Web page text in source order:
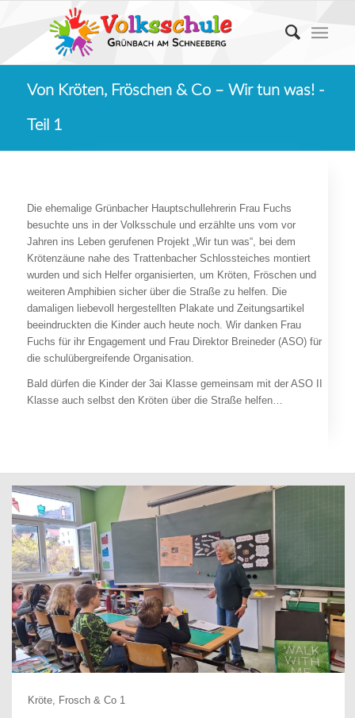
Von Kröten, Fröschen & Co – Wir tun was! -
Teil 1
Die ehemalige Grünbacher Hauptschullehrerin Frau Fuchs
besuchte uns in der Volksschule und erzählte uns vom vor
Jahren ins Leben gerufenen Projekt „Wir tun was“, bei dem
Krötenzäune nahe des Trattenbacher Schlossteiches montiert
wurden und sich Helfer organisierten, um Kröten, Fröschen und
weiteren Amphibien sicher über die Straße zu helfen. Die
damaligen liebevoll hergestellten Plakate und Zeitungsartikel
beeindruckten die Kinder auch heute noch. Wir danken Frau
Fuchs für ihr Engagement und Frau Direktor Breineder (ASO) für
die schulübergreifende Organisation.
Bald dürfen die Kinder der 3ai Klasse gemeinsam mit der ASO II
Klasse auch selbst den Kröten über die Straße helfen…
Kröte, Frosch & Co 1